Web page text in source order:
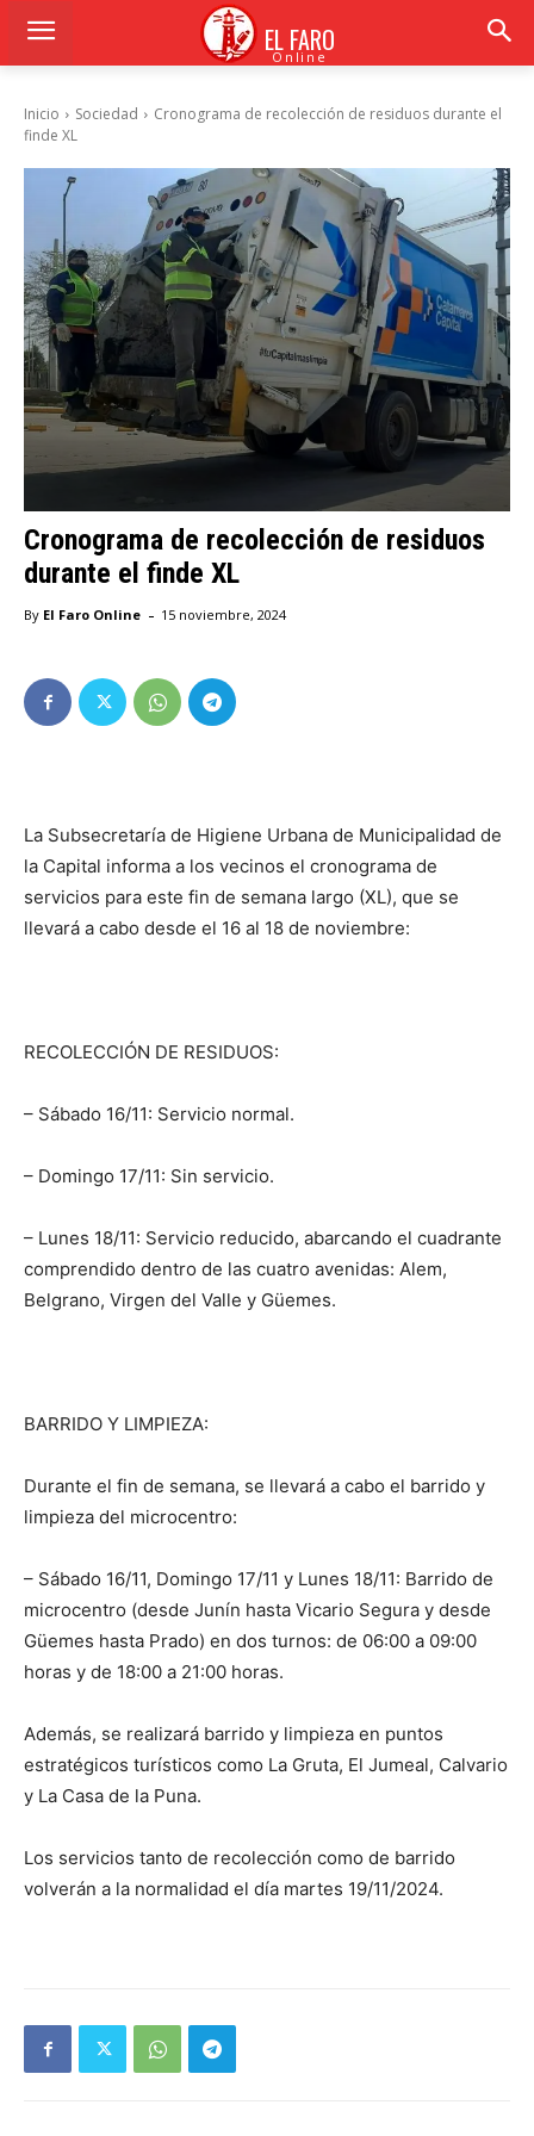
EL FARO
Online
Inicio Sociedad
Cronograma de recolección de residuos durante el
finde XL
Cronograma de recolección de residuos
durante el finde XL
By El Faro Online - 15 noviembre, 2024
La Subsecretaría de Higiene Urbana de Municipalidad de
la Capital informa a los vecinos el cronograma de
servicios para este fin de semana largo (XL), que se
llevará a cabo desde el 16 al 18 de noviembre:
RECOLECCIÓN DE RESIDUOS:
– Sábado 16/11: Servicio normal.
– Domingo 17/11: Sin servicio.
– Lunes 18/11: Servicio reducido, abarcando el cuadrante
comprendido dentro de las cuatro avenidas: Alem,
Belgrano, Virgen del Valle y Güemes.
BARRIDO Y LIMPIEZA:
Durante el fin de semana, se llevará a cabo el barrido y
limpieza del microcentro:
– Sábado 16/11, Domingo 17/11 y Lunes 18/11: Barrido de
microcentro (desde Junín hasta Vicario Segura y desde
Güemes hasta Prado) en dos turnos: de 06:00 a 09:00
horas y de 18:00 a 21:00 horas.
Además, se realizará barrido y limpieza en puntos
estratégicos turísticos como La Gruta, El Jumeal, Calvario
y La Casa de la Puna.
Los servicios tanto de recolección como de barrido
volverán a la normalidad el día martes 19/11/2024.